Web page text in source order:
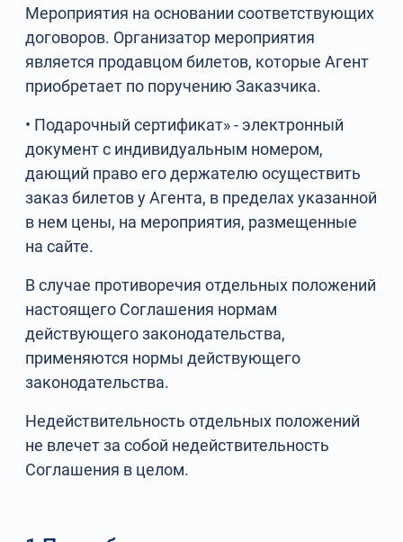
Мероприятия на основании соответствующих
договоров. Организатор мероприятия
является продавцом билетов, которые Агент
приобретает по поручению Заказчика.
• Подарочный сертификат» - электронный
документ с индивидуальным номером,
дающий право его держателю осуществить
заказ билетов у Агента, в пределах указанной
в нем цены, на мероприятия, размещенные
на сайте.
В случае противоречия отдельных положений
настоящего Соглашения нормам
действующего законодательства,
применяются нормы действующего
законодательства.
Недействительность отдельных положений
не влечет за собой недействительность
Соглашения в целом.